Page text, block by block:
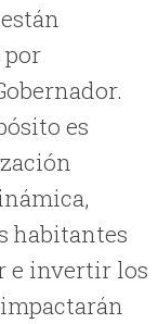
es
habitantes
e invertir los